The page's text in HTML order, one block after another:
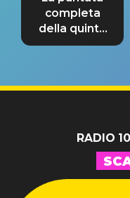
completa
della quinta
tappa
RADIO